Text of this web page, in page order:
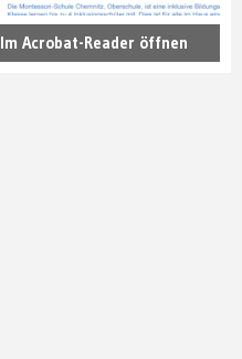
Im Acrobat-Reader öffnen